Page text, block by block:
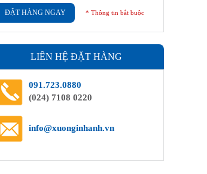
ĐẶT HÀNG NGAY * Thông tin bắt buộc
LIÊN HỆ ĐẶT HÀNG
091.723.0880
(024) 7108 0220
info@xuonginhanh.vn